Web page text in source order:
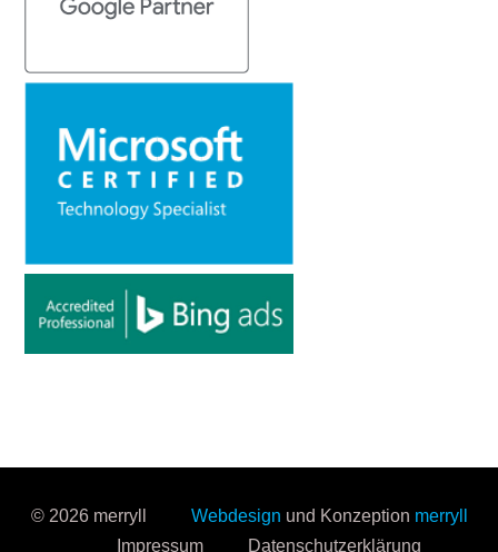
© 2026 merryll Webdesign und Konzeption merryll
Impressum
Datenschutzerklärung